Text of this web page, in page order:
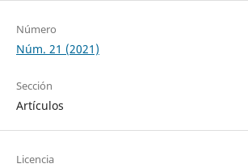
Número
Núm. 21 (2021)
Sección
Artículos
Licencia